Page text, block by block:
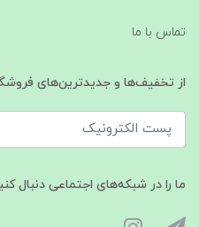
تماس با ما
از تخفیف‌ها و جدیدترین‌های
ما را در شبکه‌های اجتماعی دنبال